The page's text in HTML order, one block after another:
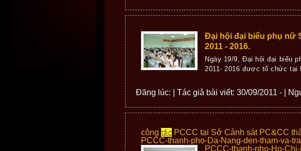
Đại hội đại biểu phụ nữ
2011 - 2016.
Ngày 19/9, Đại hội đại biểu
2011- 2016 được tổ chức
Đăng lúc: | Tác giả bài viết: 30/09/2011 - |
công tác PCCC tại Sở Cảnh sát PC&CC
PCCC-thanh-pho-Da-Nang-den-tham-va-
PCCC-thanh-pho-Ho-